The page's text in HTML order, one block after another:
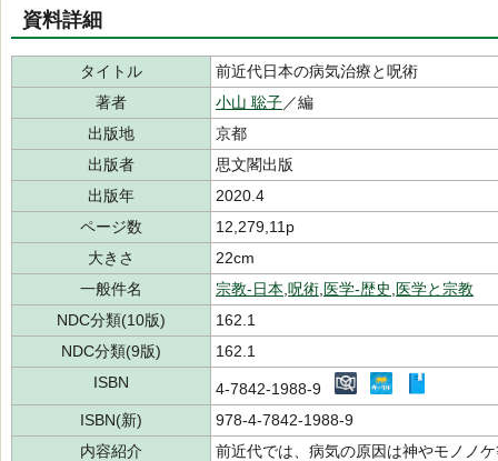
資料詳細
タイトル
前近代日本の病気治療と呪術
著者
小山 聡子／編
出版地
京都
出版者
思文閣出版
出版年
2020.4
ページ数
12,279,11p
大きさ
22cm
一般件名
宗教-日本 呪術 医学-歴史 医学と宗教
NDC分類(10版)
162.1
NDC分類(9版)
162.1
ISBN
4-7842-1988-9
ISBN(新)
978-4-7842-1988-9
内容紹介
前近代では、病気の原因は神やモノノ